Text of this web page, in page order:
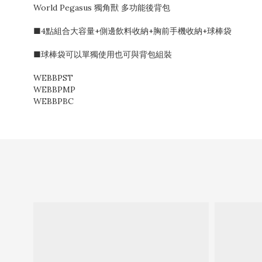
World Pegasus 獨角獸 多功能後背包
■4點組合大容量+側邊飲料收納+胸前手機收納+球棒袋
■球棒袋可以單獨使用也可與背包組裝
WEBBPST
WEBBPMP
WEBBPBC